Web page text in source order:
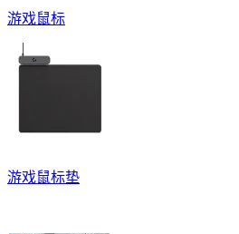
游戏鼠标
游戏鼠标垫